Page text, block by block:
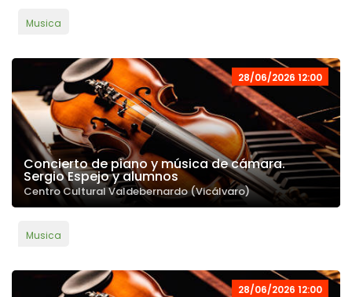
Musica
28/06/2026 12:00
Concierto de piano y música de cámara.
Sergio Espejo y alumnos
Centro Cultural Valdebernardo (Vicálvaro)
Musica
28/06/2026 12:00